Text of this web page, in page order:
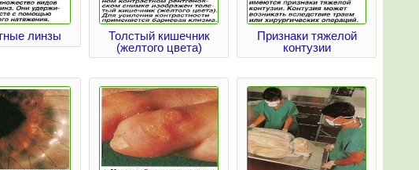
линзы
Толстый кишечник
(желтого цвета)
Признаки тяжелой
контузии